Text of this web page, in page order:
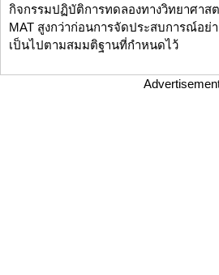
กิจกรรมปฏิบัติการทดลองทางวิทยาศาส
MAT สูงกว่าก่อนการจัดประสบการณ์อย่
เป็นไปตามสมมติฐานที่กำหนดไว้